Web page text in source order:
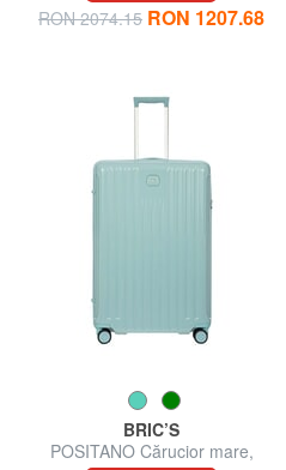
RON 2074.15 RON 1207.68
BRIC’S
POSITANO Cărucior mare,